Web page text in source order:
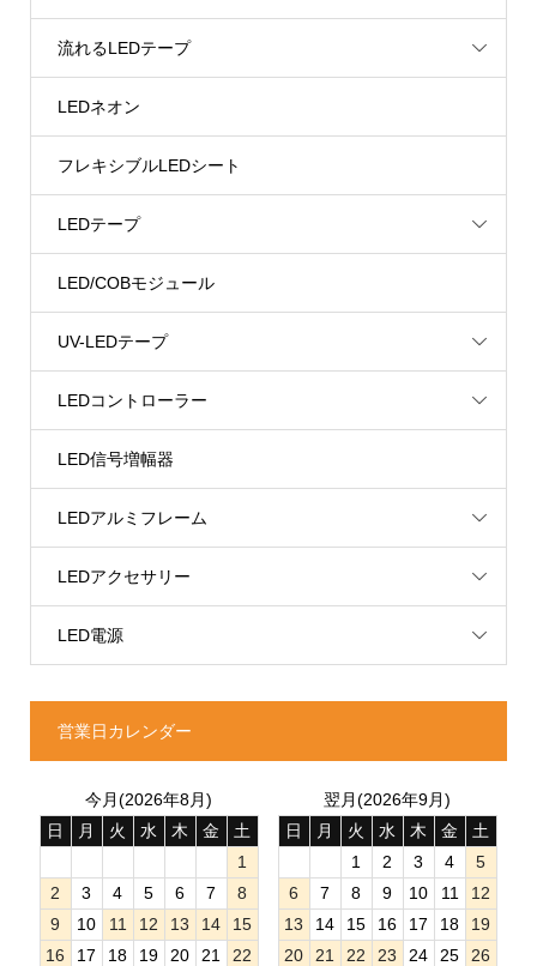
流れるLEDテープ
LEDネオン
フレキシブルLEDシート
LEDテープ
LED/COBモジュール
UV-LEDテープ
LEDコントローラー
LED信号増幅器
LEDアルミフレーム
LEDアクセサリー
LED電源
営業日カレンダー
今月(2026年8月)
日
月 火 水 木 金
土
1
2
3 4 5 6 7
8
9
10 11 12 13 14
15
16
17 18 19 20 21
22
翌月(2026年9月)
日
月 火 水 木 金
土
1
2 3 4
5
6
7 8 9 10 11
12
13
14 15 16 17 18
19
20
21 22 23 24 25
26